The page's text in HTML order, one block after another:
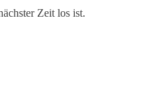
Zeit los ist.